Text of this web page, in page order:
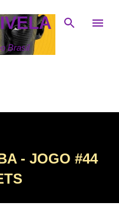
principal
Brasil
- JOGO #44